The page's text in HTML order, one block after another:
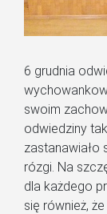
6 grudnia
swoim
odwiedziny
zastanawiało
rózgi. Na
dla każdego
się również,